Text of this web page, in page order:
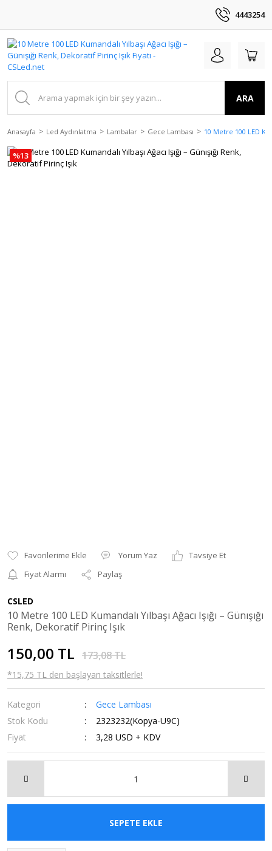
4443254
ARA
Anasayfa Led Aydınlatma Lambalar Gece Lambası 10 Metre 100 LED
%13
Yorum Yaz
Tavsiye Et
Fiyat Alarmı
Paylaş
CSLED
10 Metre 100 LED Kumandalı Yılbaşı Ağacı Işığı – Günışığı
Renk, Dekoratif Pirinç Işık
150,00 TL 173,08 TL
*15,75 TL den başlayan taksitlerle!
Kategori
Gece Lambası
Stok Kodu
2323232(Kopya-U9C)
Fiyat
3,28 USD + KDV
SEPETE EKLE